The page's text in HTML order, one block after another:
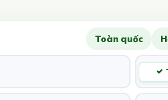
Toàn quốc